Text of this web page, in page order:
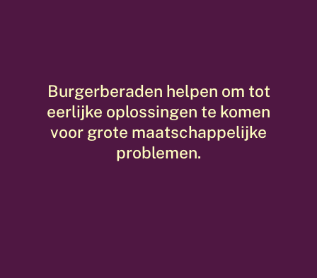
Burgerberaden helpen om tot
eerlijke oplossingen te komen
voor grote maatschappelijke
problemen.